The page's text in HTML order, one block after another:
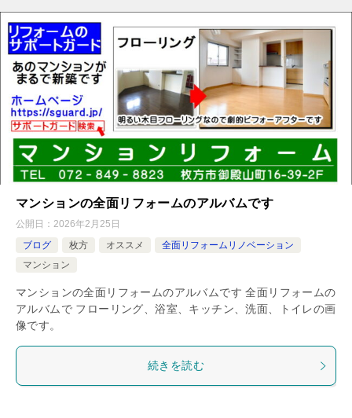
マンションの全面リフォームのアルバムです
公開日： 2026年2月25日
ブログ
枚方 オススメ
全面リフォームリノベーション
マンション
マンションの全面リフォームのアルバムです 全面リフォームの
アルバムで フローリング、浴室、キッチン、洗面、トイレの画
像です。
続きを読む